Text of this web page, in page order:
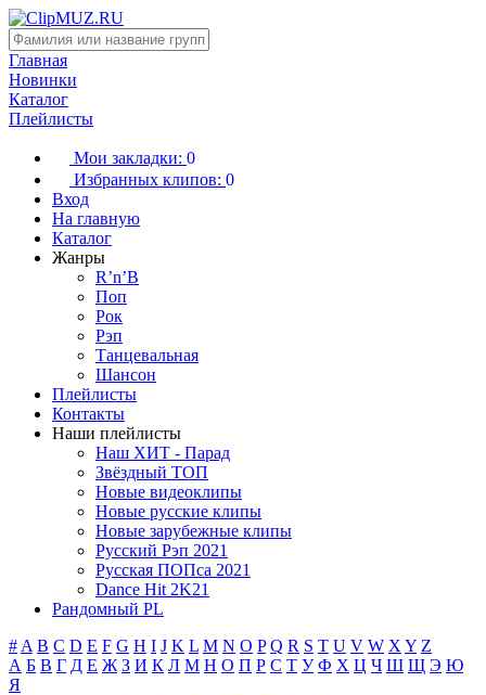
Главная
Новинки
Каталог
Плейлисты
Мои закладки: 0
Избранных клипов: 0
Вход
На главную
Каталог
Жанры
R’n’B
Поп
Рок
Рэп
Танцевальная
Шансон
Плейлисты
Контакты
Наши плейлисты
Наш ХИТ - Парад
Звёздный ТОП
Новые видеоклипы
Новые русские клипы
Новые зарубежные клипы
Русский Рэп 2021
Русская ПОПса 2021
Dance Hit 2K21
Рандомный PL
# A B C D E F G H I J K L M N O P Q R S T U V W X Y Z
А Б В Г Д Е Ж З И К Л М Н О П Р С Т У Ф Х Ц Ч Ш Щ Э Ю
Я